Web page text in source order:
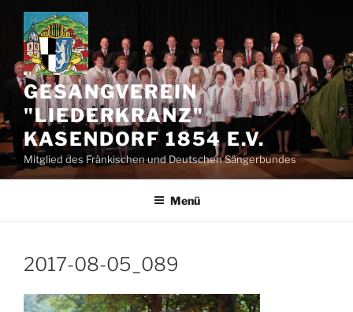
Zum
Inhalt
springen
GESANGVEREIN
"LIEDERKRANZ"
KASENDORF 1854 E.V.
Mitglied des Fränkischen und Deutschen Sängerbundes
Menü
2017-08-05_089